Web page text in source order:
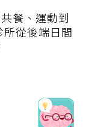
餐、運動到
所從後端日間